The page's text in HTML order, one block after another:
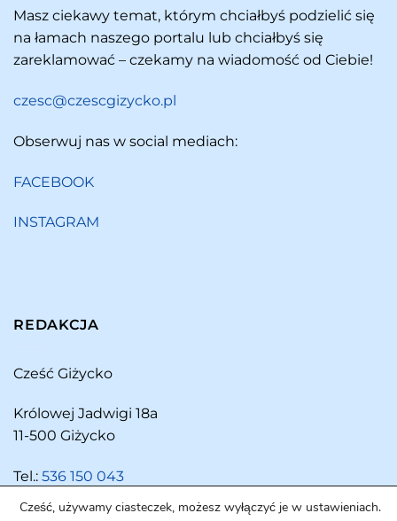
Masz ciekawy temat, którym chciałbyś podzielić się
na łamach naszego portalu lub chciałbyś się
zareklamować – czekamy na wiadomość od Ciebie!
czesc@czescgizycko.pl
Obserwuj nas w social mediach:
FACEBOOK
INSTAGRAM
REDAKCJA
Cześć Giżycko
Królowej Jadwigi 18a
11-500 Giżycko
Tel.: 536 150 043
Cześć, używamy ciasteczek, możesz wyłączyć je w ustawieniach.